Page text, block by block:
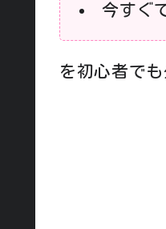
今すぐ
を初心者で